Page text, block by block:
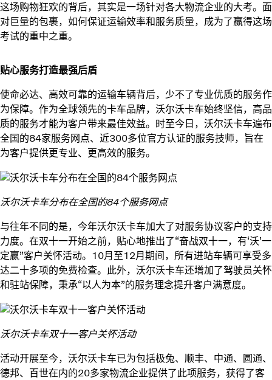
这场购物狂欢的背后，其实是一场针对各大物流企业的大考。面
对巨量的包裹，如何保证运输效率和服务质量，成为了赢得这场
考试的重中之重。
贴心服务打造最强后盾
使命必达、高效可靠的运输车辆背后，少不了专业优质的服务作
为保障。作为全球领先的卡车品牌，沃尔沃卡车始终坚信，高品
质的服务才能为客户带来最佳效益。时至今日，沃尔沃卡车遍布
全国的84家服务网点、近300多位官方认证的服务技师，旨在
为客户提供更专业、更高效的服务。
沃尔沃卡车分布在全国的84个服务网点
与往年不同的是，今年沃尔沃卡车加大了对服务协议客户的支持
力度。在双十一开始之前，贴心地推出了“奋战双十一，有‘沃’一
定赢”客户关怀活动。10月至12月期间，所有进站车辆可享受多
达二十多项的免费检查。此外，沃尔沃卡车还增加了驾驶员关怀
和驻站保障，秉承“以人为本”的服务理念提升客户满意度。
沃尔沃卡车双十一客户关怀活动
活动开展至今，沃尔沃卡车已为包括极兔、顺丰、中通、圆通、
德邦、百世在内的20多家物流企业提供了此项服务，获得了客